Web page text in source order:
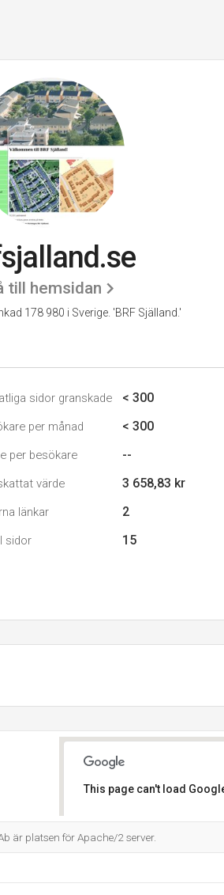
till hemsidan
178 980 i Sverige. 'BRF Själland.'
sidor granskade < 300
per månad < 300
per besökare --
värde 3 658,83 kr
länkar 2
sidor 15
This page can't load
är platsen för Apache/2 server.